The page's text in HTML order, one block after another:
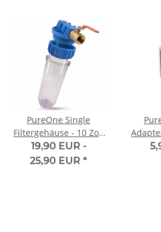
PureOne Single
Filtergehäuse - 10 Zoll
Mit Absperrhahn +
Teflonband
19,90 EUR -
25,90 EUR *